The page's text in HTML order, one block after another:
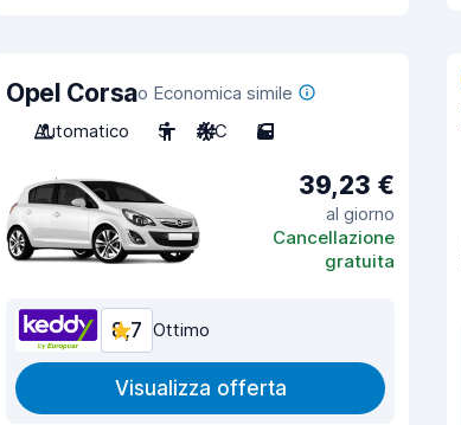
Opel Corsao Economica simile
Automatico
5 A/C 5
39,23 €
al giorno
Cancellazione
gratuita
8,7 Ottimo
Visualizza offerta